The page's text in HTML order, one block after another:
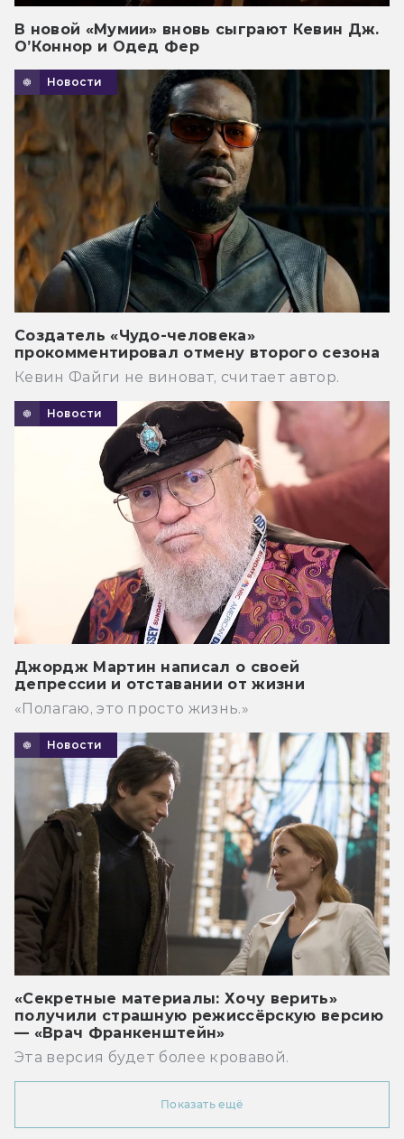
В новой «Мумии» вновь сыграют Кевин Дж.
О’Коннор и Одед Фер
Новости
Создатель «Чудо-человека»
прокомментировал отмену второго сезона
Кевин Файги не виноват, считает автор.
Новости
Джордж Мартин написал о своей
депрессии и отставании от жизни
«Полагаю, это просто жизнь.»
Новости
«Секретные материалы: Хочу верить»
получили страшную режиссёрскую версию
— «Врач Франкенштейн»
Эта версия будет более кровавой.
Показать ещё